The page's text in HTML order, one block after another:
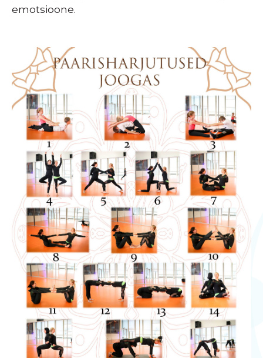
emotsioone.